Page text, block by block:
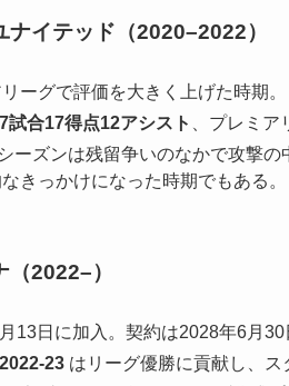
ナイテッド（2020–2022）
ーグで評価を大きく上げた時期。
試合17得点12アシスト 、プレミ
ーズンは残留争いのなかで攻撃
きっかけになった時期でもある。
2022–）
13日に加入。契約は2028年6月30
2022-23 はリーグ優勝に貢献し、ス